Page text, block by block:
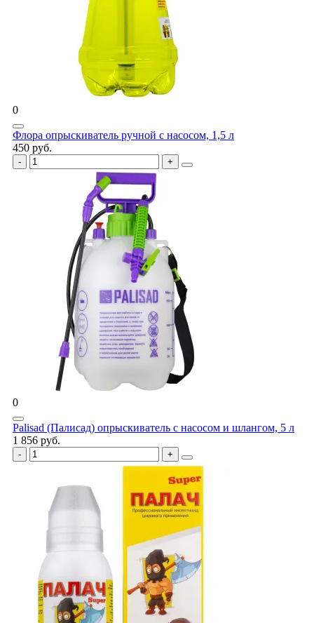
0
Флора опрыскиватель ручной с насосом, 1,5 л
450 руб.
0
Palisad (Палисад) опрыскиватель с насосом и шлангом, 5 л
1 856 руб.